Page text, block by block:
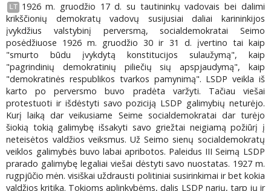
LT
1926 m. gruodžio 17 d. su tautininkų vadovais bei dalimi
krikščionių demokratų vadovų susijusiai daliai karininkijos
įvykdžius valstybinį perversmą, socialdemokratai Seimo
posėdžiuose 1926 m. gruodžio 30 ir 31 d. įvertino tai kaip
"smurto būdu įvykdytą konstitucijos sulaužymą", kaip
"pagrindinių demokratinių piliečių sių apspjaudymą", kaip
"demokratinės respublikos tvarkos pamynimą". LSDP veikla iš
karto po perversmo buvo pradėta varžyti. Tačiau viešai
protestuoti ir išdėstyti savo poziciją LSDP galimybių neturėjo.
Kurį laiką dar veikusiame Seime socialdemokratai dar turėjo
šiokią tokią galimybę išsakyti savo griežtai neigiamą požiūrį į
neteisėtos valdžios veiksmus. Už Seimo sienų socialdemokratų
veiklos galimybės buvo labai apribotos. Paleidus III Seimą LSDP
prarado galimybę legaliai viešai dėstyti savo nuostatas. 1927 m.
rugpjūčio mėn. visiškai uždrausti politiniai susirinkimai ir bet kokia
valdžios kritika. Tokioms aplinkybėms, dalis LSDP narių, tarp jų ir